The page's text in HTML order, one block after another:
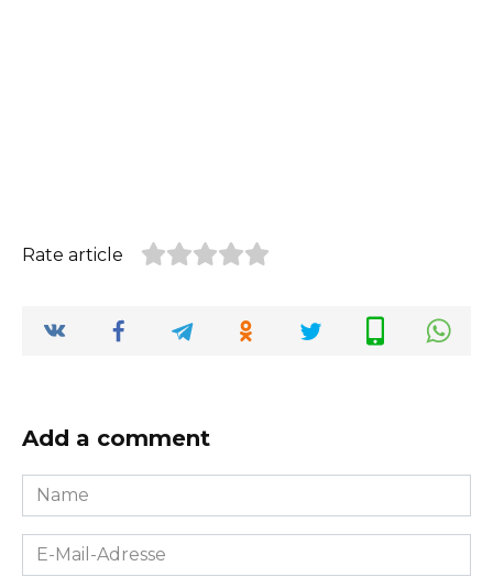
Rate article
Add a comment
Name
*
E-
Mail-